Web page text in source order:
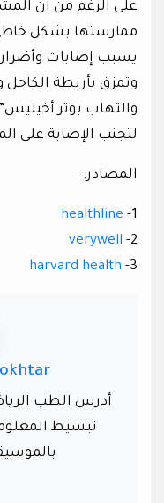
على الرغم من أن
ممارستها بشكل خاطئ
يسبب إصابات
وتمزق بأربطة الكاحل
والتهاب بوتر
لتجنب الإصابة على
المصادر:
1-
healthline
2-
verywell
3-
أدرس الطب
تبسيط